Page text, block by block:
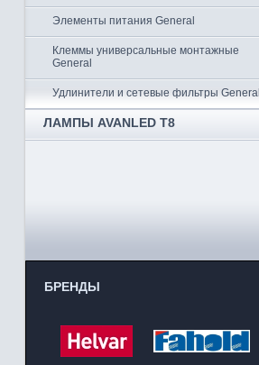
Элементы питания General
Клеммы универсальные монтажные
General
Удлинители и сетевые фильтры General
ЛАМПЫ AVANLED T8
БРЕНДЫ